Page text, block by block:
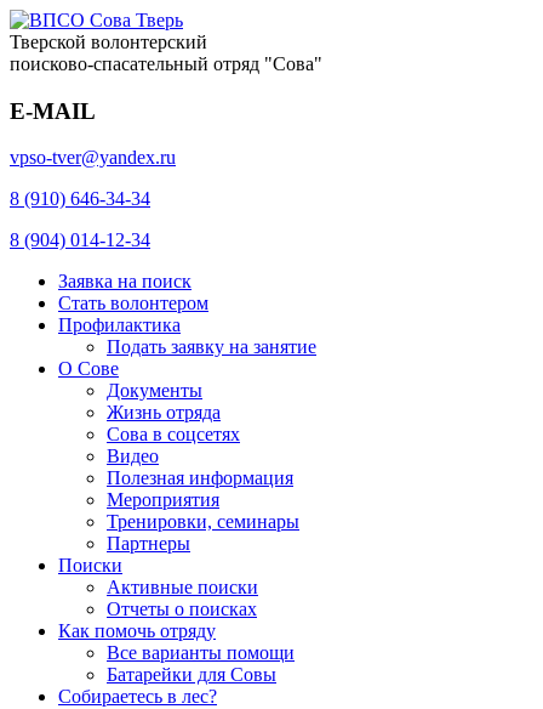
Тверской волонтерский
поисково-спасательный отряд "Сова"
E-MAIL
vpso-tver@yandex.ru
8 (910) 646-34-34
8 (904) 014-12-34
Заявка на поиск
Стать волонтером
Профилактика
Подать заявку на занятие
О Сове
Документы
Жизнь отряда
Сова в соцсетях
Видео
Полезная информация
Мероприятия
Тренировки, семинары
Партнеры
Поиски
Активные поиски
Отчеты о поисках
Как помочь отряду
Все варианты помощи
Батарейки для Совы
Собираетесь в лес?